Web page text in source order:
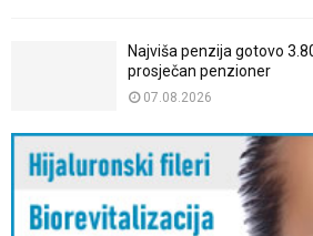
Najviša penzija gotovo
prosječan penzioner
07.08.2026